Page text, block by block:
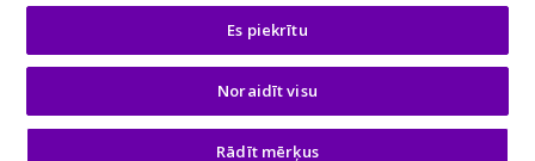
Aruodas.lt
KuldneBörs.ee
Es piekrītu
Noraidīt visu
Rādīt mērķus